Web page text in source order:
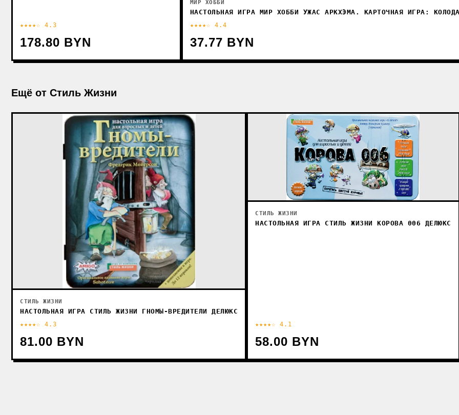
★★★★☆ 4.3
178.80 BYN
МИР ХОББИ
НАСТОЛЬНАЯ ИГРА МИР ХОББИ УЖАС АРКХЭМА. КАРТОЧНАЯ ИГРА:
★★★★☆ 4.4
37.77 BYN
Ещё от Стиль Жизни
СТИЛЬ ЖИЗНИ
НАСТОЛЬНАЯ ИГРА СТИЛЬ ЖИЗНИ ГНОМЫ-ВРЕДИТЕЛИ ДЕЛЮКС
★★★★☆ 4.3
81.00 BYN
СТИЛЬ ЖИЗНИ
НАСТОЛЬНАЯ ИГРА СТИЛЬ ЖИЗНИ КОРОВА 006 ДЕЛЮКС
★★★★☆ 4.1
58.00 BYN